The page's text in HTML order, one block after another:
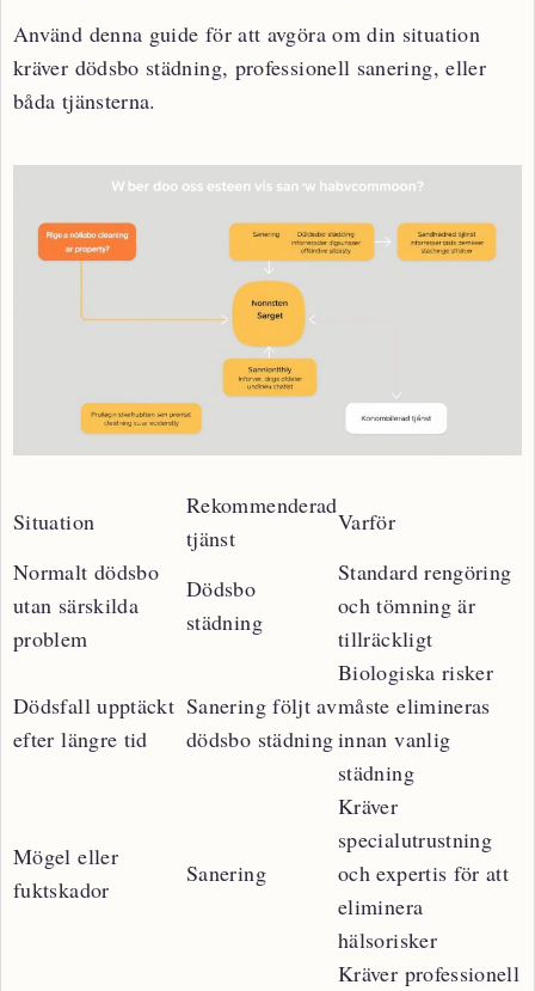
Använd denna guide för att avgöra om din situation
kräver dödsbo städning, professionell sanering, eller
båda tjänsterna.
Situation
Rekommenderad
tjänst
Varför
Normalt dödsbo
utan särskilda
problem
Dödsbo
städning
Standard rengöring
och tömning är
tillräckligt
Dödsfall upptäckt
efter längre tid
Sanering följt av
dödsbo städning
Biologiska risker
måste elimineras
innan vanlig
städning
Mögel eller
fuktskador
Sanering
Kräver
specialutrustning
och expertis för att
eliminera
hälsorisker
Kräver professionell